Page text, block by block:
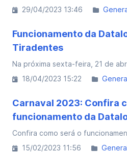
29/04/2023 13:46
Funcionamento da
Tiradentes
18/04/2023 15:22
Carnaval 2023: Confira
funcionamento da
15/02/2023 11:56